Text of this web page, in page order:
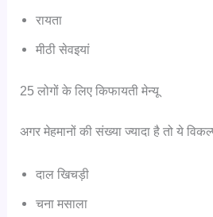
रायता
मीठी सेवइयां
25 लोगों के लिए किफायती मेन्यू
अगर मेहमानों की संख्या ज्यादा है तो ये
दाल खिचड़ी
चना मसाला